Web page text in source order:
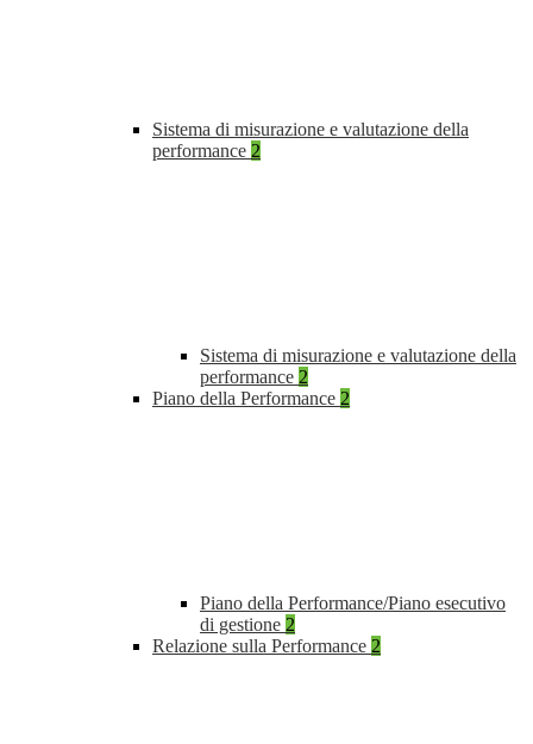
Sistema di misurazione e valutazione della
performance 2
Sistema di misurazione e valutazione della
performance 2
Piano della Performance 2
Piano della Performance/Piano esecutivo
di gestione 2
Relazione sulla Performance 2